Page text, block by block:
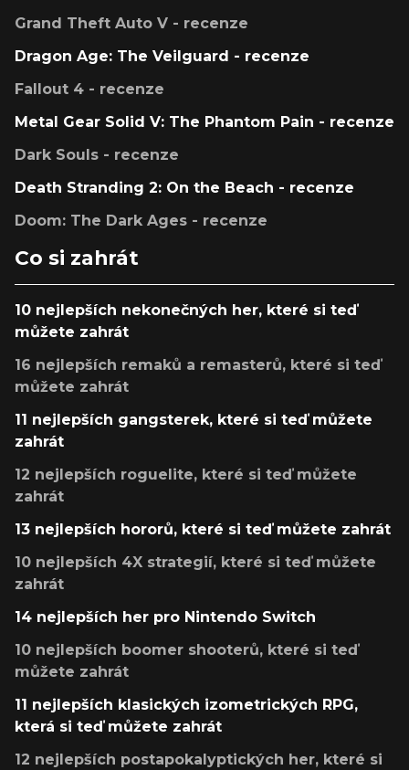
Grand Theft Auto V - recenze
Dragon Age: The Veilguard - recenze
Fallout 4 - recenze
Metal Gear Solid V: The Phantom Pain - recenze
Dark Souls - recenze
Death Stranding 2: On the Beach - recenze
Doom: The Dark Ages - recenze
Co si zahrát
10 nejlepších nekonečných her, které si teď
můžete zahrát
16 nejlepších remaků a remasterů, které si teď
můžete zahrát
11 nejlepších gangsterek, které si teď můžete
zahrát
12 nejlepších roguelite, které si teď můžete
zahrát
13 nejlepších hororů, které si teď můžete zahrát
10 nejlepších 4X strategií, které si teď můžete
zahrát
14 nejlepších her pro Nintendo Switch
10 nejlepších boomer shooterů, které si teď
můžete zahrát
11 nejlepších klasických izometrických RPG,
která si teď můžete zahrát
12 nejlepších postapokalyptických her, které si